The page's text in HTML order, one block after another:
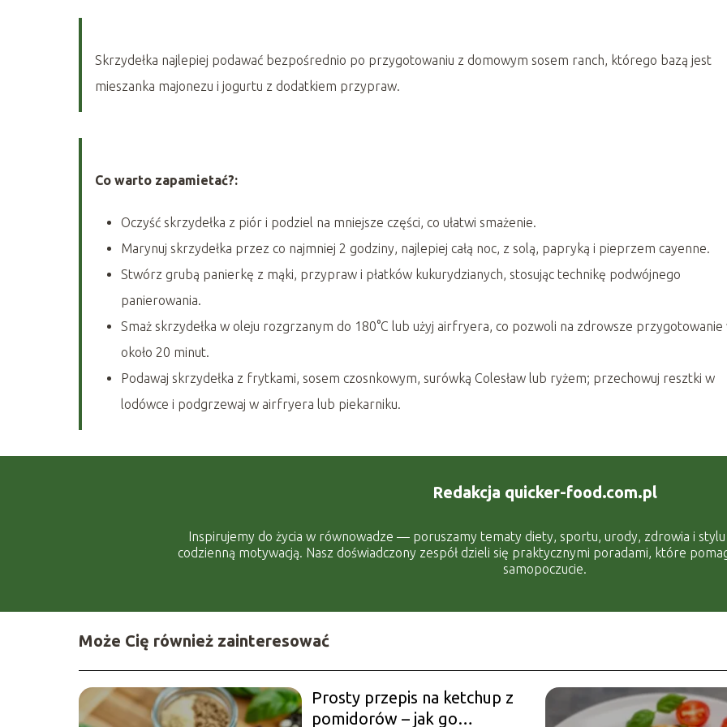
Skrzydełka najlepiej podawać bezpośrednio po przygotowaniu z domowym sosem ranch, którego bazą jest
mieszanka majonezu i jogurtu z dodatkiem przypraw.
Co warto zapamietać?:
Oczyść skrzydełka z piór i podziel na mniejsze części, co ułatwi smażenie.
Marynuj skrzydełka przez co najmniej 2 godziny, najlepiej całą noc, z solą, papryką i pieprzem cayenne.
Stwórz grubą panierkę z mąki, przypraw i płatków kukurydzianych, stosując technikę podwójnego
panierowania.
Smaż skrzydełka w oleju rozgrzanym do 180°C lub użyj airfryera, co pozwoli na zdrowsze przygotowanie
około 20 minut.
Podawaj skrzydełka z frytkami, sosem czosnkowym, surówką Colesław lub ryżem; przechowuj resztki w
lodówce i podgrzewaj w airfryera lub piekarniku.
Redakcja quicker-food.com.pl
Inspirujemy do życia w równowadze — poruszamy tematy diety, sportu, urody, zdrowia i stylu
codzienną motywacją. Nasz doświadczony zespół dzieli się praktycznymi poradami, które
samopoczucie.
Może Cię również zainteresować
Prosty przepis na ketchup z
pomidorów – jak go